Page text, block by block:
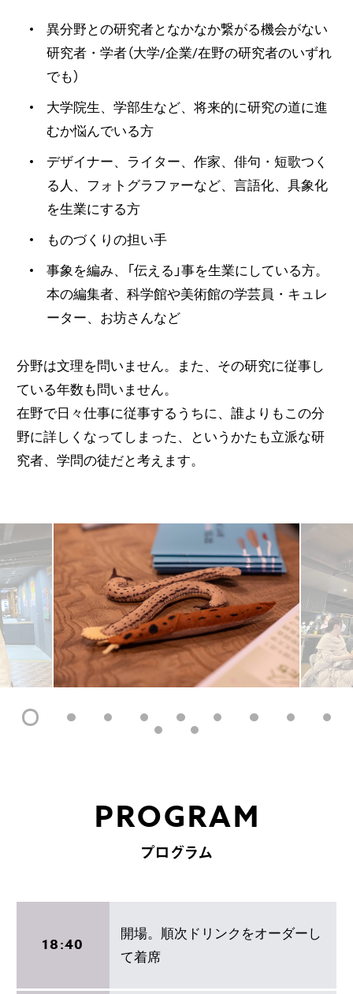
異分野との研究者となかなか繋がる機会がない
研究者・学者（大学/企業/在野の研究者のいずれ
でも）
大学院生、学部生など、将来的に研究の道に進
むか悩んでいる方
デザイナー、ライター、作家、俳句・短歌つく
る人、フォトグラファーなど、言語化、具象化
を生業にする方
ものづくりの担い手
事象を編み、「伝える」事を生業にしている方。
本の編集者、科学館や美術館の学芸員・キュレ
ーター、お坊さんなど
分野は文理を問いません。また、その研究に従事し
ている年数も問いません。
在野で日々仕事に従事するうちに、誰よりもこの分
野に詳しくなってしまった、というかたも立派な研
究者、学問の徒だと考えます。
PROGRAM
プログラム
18:40
開場。順次ドリンクをオーダーし
て着席